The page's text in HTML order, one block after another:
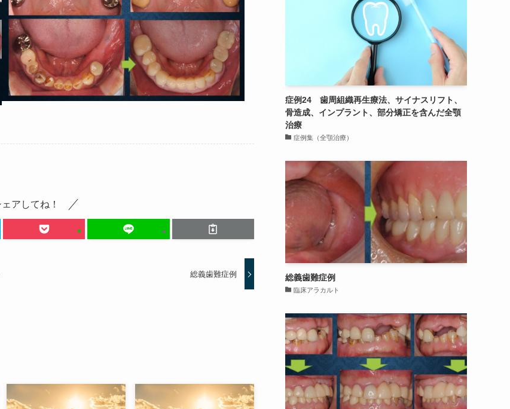
アしてね！
総義歯難症例
症例24 歯周組織再生療法、サイナスリフト、
骨造成、インプラント、部分矯正を含んだ全顎
治療
症例集（全顎治療）
総義歯難症例
臨床アラカルト